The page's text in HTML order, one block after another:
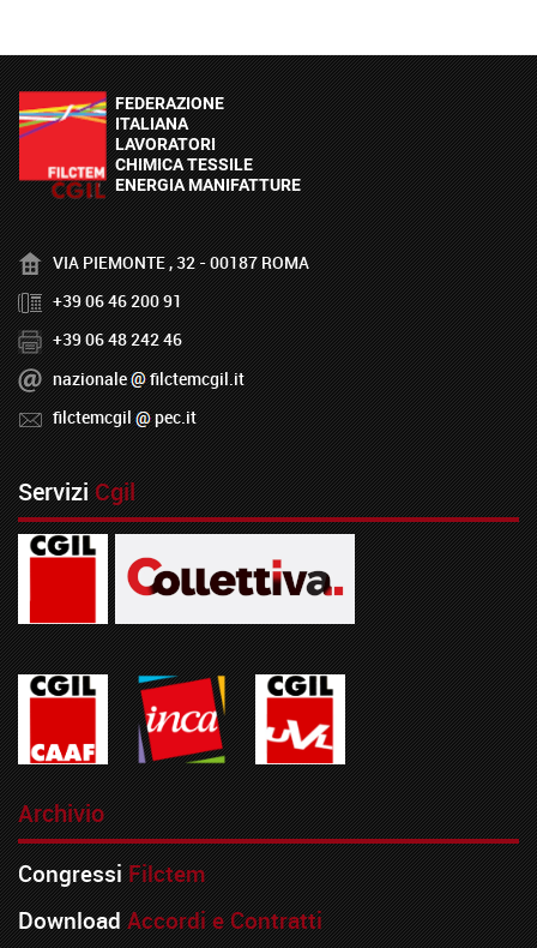
VIA PIEMONTE , 32 - 00187 ROMA
+39 06 46 200 91
+39 06 48 242 46
nazionale
filctemcgil.it
filctemcgil
pec.it
ServiziCgil
Archivio
Congressi Filctem
Download Accordi e Contratti